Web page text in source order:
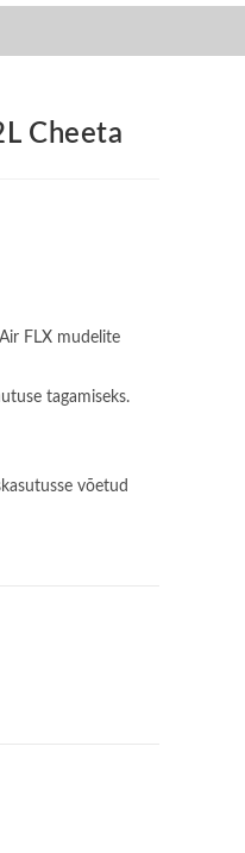
Cheeta
FLX mudelite
tagamiseks.
võetud